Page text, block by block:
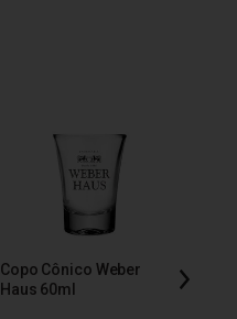
Copo Cônico Weber
Haus 60ml